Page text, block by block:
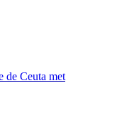
de Ceuta met